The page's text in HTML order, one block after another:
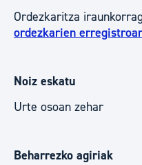
Ordezkaritza
ordezkarien
Noiz eskatu
Urte osoan zehar
Beharrezko agiriak